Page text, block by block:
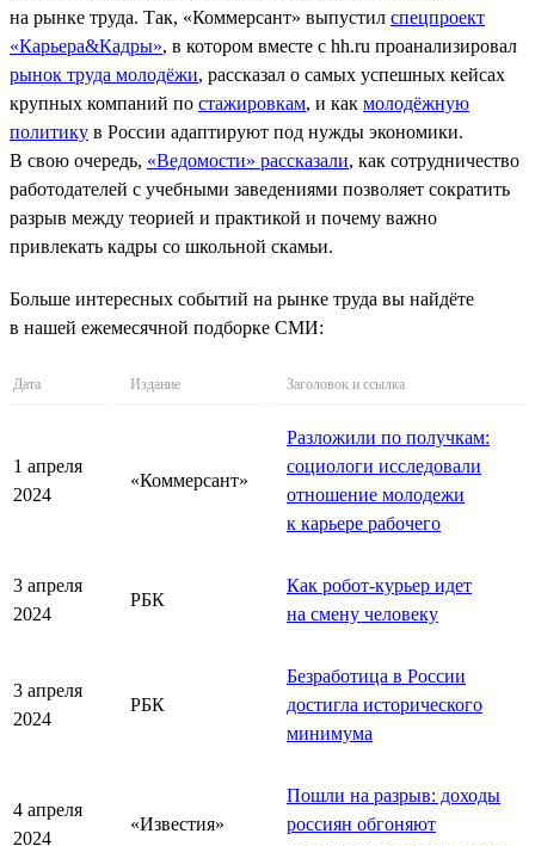
на рынке труда. Так, «Коммерсант» выпустил спецпроект
«Карьера&Кадры», в котором вместе с hh.ru проанализировал
рынок труда молодёжи, рассказал о самых успешных кейсах
крупных компаний по стажировкам, и как молодёжную
политику в России адаптируют под нужды экономики.
В свою очередь, «Ведомости» рассказали, как сотрудничество
работодателей с учебными заведениями позволяет сократить
разрыв между теорией и практикой и почему важно
привлекать кадры со школьной скамьи.
Больше интересных событий на рынке труда вы найдёте
в нашей ежемесячной подборке СМИ:
Дата Издание Заголовок и ссылка
1 апреля
2024
«Коммерсант»
Разложили по получкам:
социологи исследовали
отношение молодежи
к карьере рабочего
3 апреля
2024
РБК
Как робот-курьер идет
на смену человеку
3 апреля
2024
РБК
Безработица в России
достигла исторического
минимума
4 апреля
2024
«Известия»
Пошли на разрыв: доходы
россиян обгоняют